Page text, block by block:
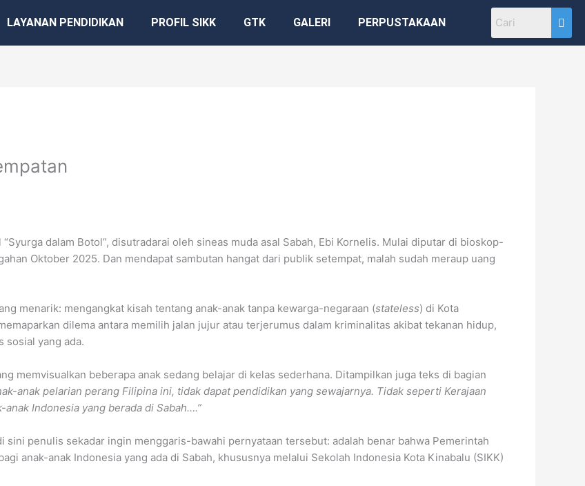
LAYANAN PENDIDIKAN PROFIL SIKK GTK GALERI PERPUSTAKAAN
dalam Botol”, disutradarai oleh sineas muda asal Sabah, Ebi Kornelis. Mulai diputar di bioskop-
Oktober 2025. Dan mendapat sambutan hangat dari publik setempat, malah sudah meraup uang
menarik: mengangkat kisah tentang anak-anak tanpa kewarga-negaraan (stateless) di Kota
dilema antara memilih jalan jujur atau terjerumus dalam kriminalitas akibat tekanan hidup,
sosial yang ada.
memvisualkan beberapa anak sedang belajar di kelas sederhana. Ditampilkan juga teks di bagian
anak pelarian perang Filipina ini, tidak dapat pendidikan yang sewajarnya. Tidak seperti Kerajaan
Indonesia yang berada di Sabah….”
sini penulis sekadar ingin menggaris-bawahi pernyataan tersebut: adalah benar bahwa Pemerintah
anak-anak Indonesia yang ada di Sabah, khususnya melalui Sekolah Indonesia Kota Kinabalu (SIKK)